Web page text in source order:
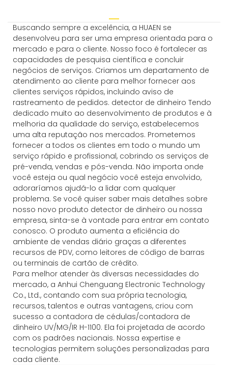
Buscando sempre a excelência, a HUAEN se
desenvolveu para ser uma empresa orientada para o
mercado e para o cliente. Nosso foco é fortalecer as
capacidades de pesquisa científica e concluir
negócios de serviços. Criamos um departamento de
atendimento ao cliente para melhor fornecer aos
clientes serviços rápidos, incluindo aviso de
rastreamento de pedidos. detector de dinheiro Tendo
dedicado muito ao desenvolvimento de produtos e à
melhoria da qualidade do serviço, estabelecemos
uma alta reputação nos mercados. Prometemos
fornecer a todos os clientes em todo o mundo um
serviço rápido e profissional, cobrindo os serviços de
pré-venda, vendas e pós-venda. Não importa onde
você esteja ou qual negócio você esteja envolvido,
adoraríamos ajudá-lo a lidar com qualquer
problema. Se você quiser saber mais detalhes sobre
nosso novo produto detector de dinheiro ou nossa
empresa, sinta-se à vontade para entrar em contato
conosco. O produto aumenta a eficiência do
ambiente de vendas diário graças a diferentes
recursos de PDV, como leitores de código de barras
ou terminais de cartão de crédito.
Para melhor atender às diversas necessidades do
mercado, a Anhui Chenguang Electronic Technology
Co., Ltd., contando com sua própria tecnologia,
recursos, talentos e outras vantagens, criou com
sucesso a contadora de cédulas/contadora de
dinheiro UV/MG/IR H-1100. Ela foi projetada de acordo
com os padrões nacionais. Nossa expertise e
tecnologias permitem soluções personalizadas para
cada cliente.